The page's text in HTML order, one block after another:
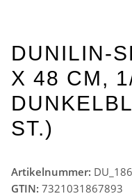
DUNILIN-
X 48 CM,
ST.)
Artikelnummer:
GTIN: 7321031867893